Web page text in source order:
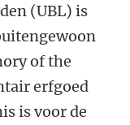
(UBL) is
of the
erfgoed
is voor de